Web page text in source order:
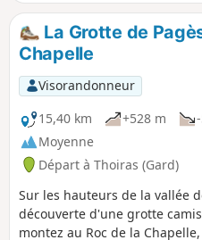
signalent que le sentier après
fermé jusqu'à nouvel ordre
La Grotte de
Chapelle
Visorandonneur
15,40 km
+528 m
Moyenne
Départ à Thoiras (Gard)
Sur les hauteurs de la vallée
découverte d'une grotte
montez au Roc de la